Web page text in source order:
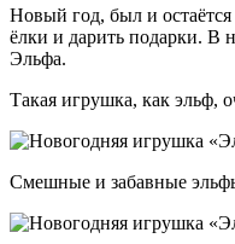
Новый год, был и остаётся
ёлки и дарить подарки. В
Эльфа.
Такая игрушка, как эльф,
Смешные и забавные